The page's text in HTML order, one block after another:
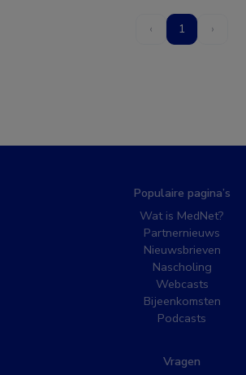
‹ 1 ›
Populaire pagina’s
Wat is MedNet?
Partnernieuws
Nieuwsbrieven
Nascholing
Webcasts
Bijeenkomsten
Podcasts
Vragen